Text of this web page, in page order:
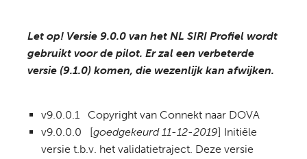
Let op! Versie 9.0.0 van het NL SIRI Profiel wordt
gebruikt voor de pilot. Er zal een verbeterde
versie (9.1.0) komen, die wezenlijk kan afwijken.
v9.0.0.1 Copyright van Connekt naar DOVA
v9.0.0.0 [goedgekeurd 11-12-2019] Initiële
versie t.b.v. het validatietraject. Deze versie